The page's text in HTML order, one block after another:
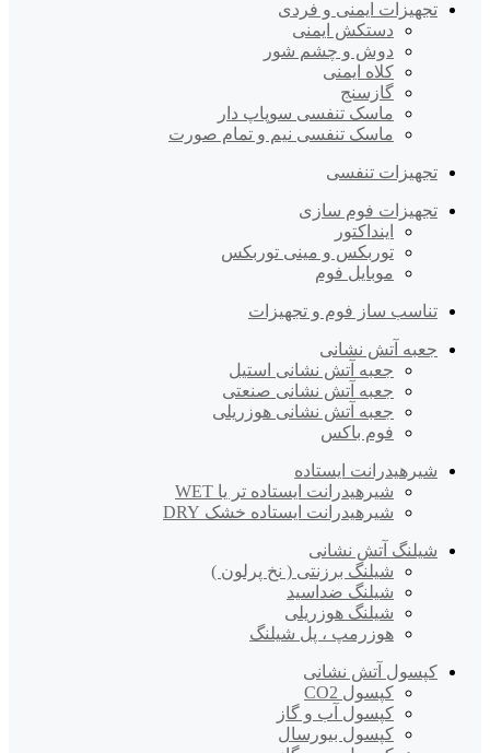
تجهیزات ایمنی و فردی
دستکش ایمنی
دوش و چشم شور
کلاه ایمنی
گازسنج
ماسک تنفسی سوپاپ دار
ماسک تنفسی نیم و تمام صورت
تجهیزات تنفسی
تجهیزات فوم سازی
اینداکتور
توربکس و مینی توربکس
موبایل فوم
تناسب ساز فوم و تجهیزات
جعبه آتش نشانی
جعبه آتش نشانی استیل
جعبه آتش نشانی صنعتی
جعبه آتش نشانی هوزریلی
فوم باکس
شیرهیدرانت ایستاده
شیرهیدرانت ایستاده تر یا WET
شیرهیدرانت ایستاده خشک DRY
شیلنگ آتش نشانی
شیلنگ برزنتی ( نخ پرلون )
شیلنگ ضداسید
شیلنگ هوزریلی
هوزرمپ ، پل شیلنگ
کپسول آتش نشانی
کپسول CO2
کپسول آب و گاز
کپسول بیورسال